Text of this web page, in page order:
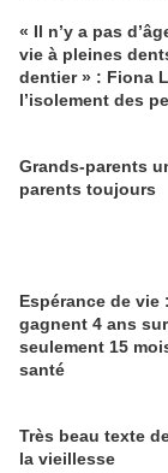
« Il n’y a pas
vie à pleines
dentier » : Fiona
l’isolement des
Grands-parents
parents toujours
Espérance de vie
gagnent 4 ans
seulement 15
santé
Très beau texte
la vieillesse